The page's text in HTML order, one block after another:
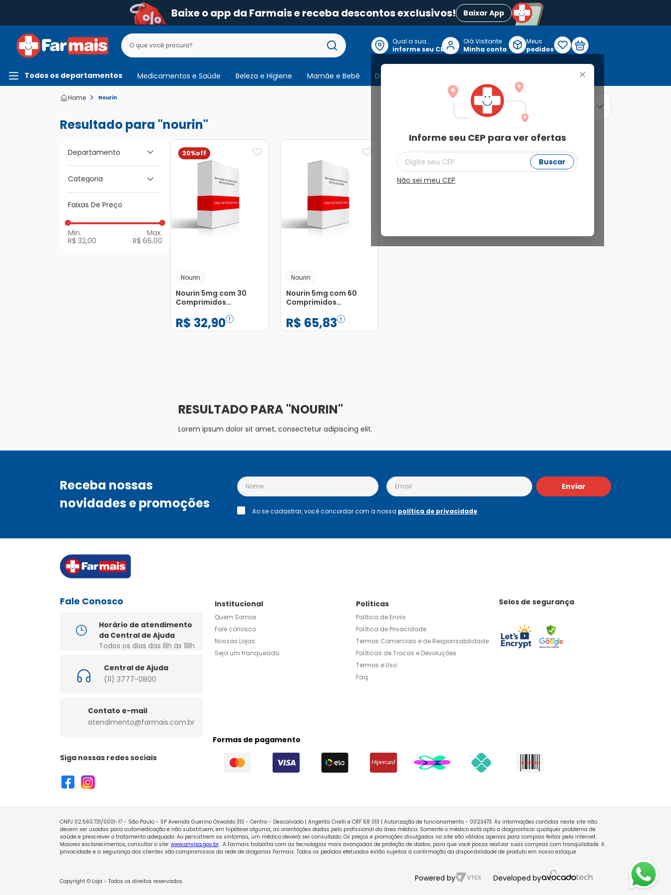
Baixe o app da Farmais e receba descontos exclusivos! Baixar App
Qual a sua
localização?
informe seu CEP
+
Informe seu CEP para ver ofertas
Buscar
Não sei meu CEP
Olá Visitante
Minha conta
Meus
pedidos
Todos os departamentos Medicamentos e Saúde Beleza e Higiene Mamãe e Bebê Dermocosmeticos
Nourin
nourin
Departamento
Medicamentos e
Saúde
Categoria
Medicamentos de A
Faixas De Preço
R$ 32,00 R$ 66,00
ordenar por
20%
Nourin
Nourin 5mg com 30
Comprimidos
R$ 32,90
Nourin
Nourin 5mg com 60
Comprimidos
R$ 65,83
NOURIN
Lorem ipsum dolor sit amet, consectetur adipiscing elit.
Receba nossas
novidades e promoções
Enviar
Ao se cadastrar, você concordar com a nossa política de privacidade
Fale Conosco
Horário de atendimento
da Central de Ajuda
Todos os dias das 8h às 18h
Central de Ajuda
(11) 3777-0800
Contato e-mail
atendimento@farmais.com.br
Siga nossas redes sociais
Institucional
Quem Somos
Fale conosco
Nossas Lojas
Seja um franqueado
Políticas
Política de Envio
Política de Privacidade
Termos Comerciais e de Responsabilidade
Políticas de Trocas e Devoluções
Termos e Uso
Faq
Selos de segurança
Formas de pagamento
CNPJ 02.560.731/0001-17 - São Paulo - SP Avenida Guerino Oswaldo 313 - Centro - Descalvado | Angelita Cirelli e CRF 58 013 | Autorização de funcionamento - 0023473. As informações contidas neste site não
devem ser usadas para automedicação e não substituem, em hipótese alguma, as orientações dadas pelo profissional da área médica. Somente o médico está apto a diagnosticar qualquer problema de
saúde e prescrever o tratamento adequado. Ao persistirem os sintomas, um médico deverá ser consultado. Os preços e promoções divulgados no site são válidos apenas para compras feitas pela internet.
Maiores esclarecimentos, consultar o site: www.anvisa.gov.br . A Farmais trabalha com as tecnologias mais avançadas de proteção de dados, para que você possa realizar suas compras com tranqüilidade. A
privacidade e a segurança dos clientes são compromissos da rede de drogarias Farmais. Todos os pedidos efetuados estão sujeitos à confirmação da disponibilidade de produto em nosso estoque.
Copyright © Loja - Todos os direitos reservados. Powered by Developed by